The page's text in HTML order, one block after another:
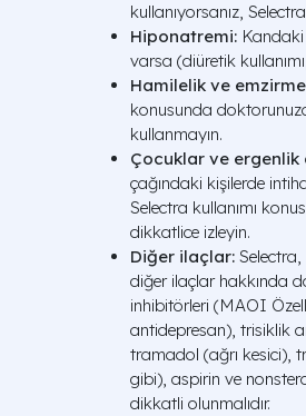
kullanıyorsanız,
Hiponatremi:
varsa (diüretik
Hamilelik ve
konusunda
kullanmayın.
Çocuklar ve ergenlik
çağındaki kişilerde
Selectra kullanımı
dikkatlice izleyin.
Diğer ilaçlar:
diğer ilaçlar hakkında
inhibitörleri (MAOI
antidepresan), trisiklik
tramadol (ağrı kesici),
gibi), aspirin ve
dikkatli olunmalıdır.